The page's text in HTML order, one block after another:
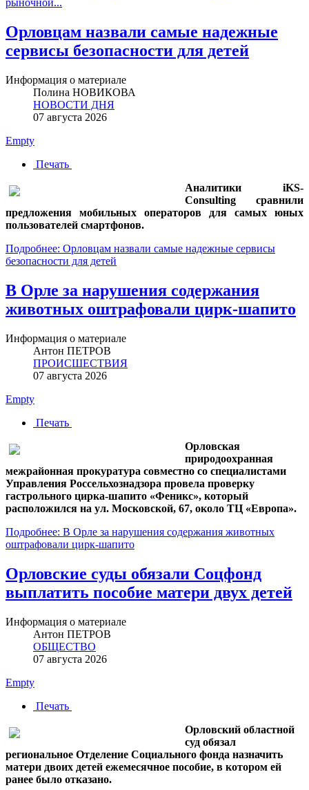
рыночной...
Орловцам назвали самые надежные
сервисы безопасности для детей
Информация о материале
Полина НОВИКОВА
НОВОСТИ ДНЯ
07 августа 2026
Empty
Печать
Аналитики iKS-
Consulting сравнили
предложения мобильных операторов для самых юных
пользователей смартфонов.
Подробнее: Орловцам назвали самые надежные сервисы
безопасности для детей
В Орле за нарушения содержания
животных оштрафовали цирк-шапито
Информация о материале
Антон ПЕТРОВ
ПРОИСШЕСТВИЯ
07 августа 2026
Empty
Печать
Орловская
природоохранная
межрайонная прокуратура совместно со специалистами
Управления Россельхознадзора провела проверку
гастрольного цирка-шапито «Феникс», который
расположился на ул. Московской, 67, около ТЦ «Европа».
Подробнее: В Орле за нарушения содержания животных
оштрафовали цирк-шапито
Орловские суды обязали Соцфонд
выплатить пособие матери двух детей
Информация о материале
Антон ПЕТРОВ
ОБЩЕСТВО
07 августа 2026
Empty
Печать
Орловский областной
суд обязал
региональное Отделение Социального фонда назначить
матери двоих детей ежемесячное пособие, в котором ей
ранее было отказано.